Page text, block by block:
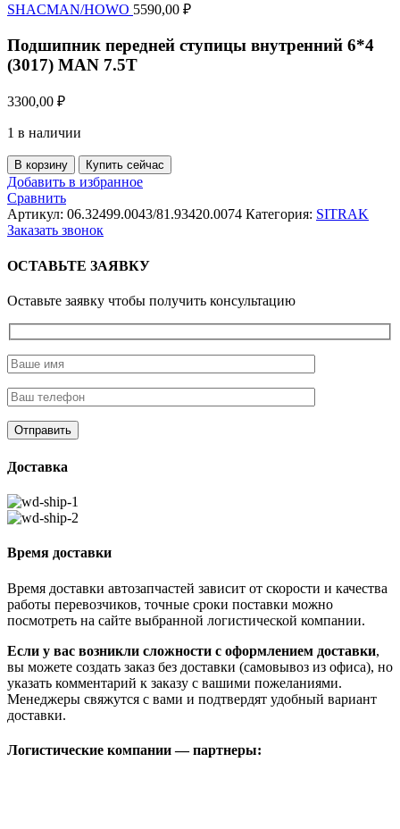
SHACMAN/HOWO 5590,00 ₽
Подшипник передней ступицы внутренний 6*4
(3017) MAN 7.5T
3300,00 ₽
1 в наличии
Количество
товара
Подшипник
передней
ступицы
6*4
(3017)
7.5T
В корзину Купить сейчас
Добавить в избранное
Сравнить
Артикул: 06.32499.0043/81.93420.0074 Категория: SITRAK
Заказать звонок
ОСТАВЬТЕ ЗАЯВКУ
Оставьте заявку чтобы получить консультацию
Доставка
Время доставки
Время доставки автозапчастей зависит от скорости и качества
работы перевозчиков, точные сроки поставки можно
посмотреть на сайте выбранной логистической компании.
Если у вас возникли сложности с оформлением доставки,
вы можете создать заказ без доставки (самовывоз из офиса), но
указать комментарий к заказу с вашими пожеланиями.
Менеджеры свяжутся с вами и подтвердят удобный вариант
доставки.
Логистические компании — партнеры: